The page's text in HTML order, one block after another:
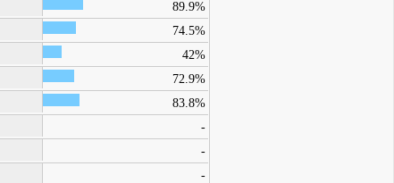
89.9%
74.5%
42%
72.9%
83.8%
-
-
-